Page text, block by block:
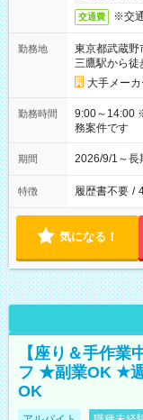
交通費 ※交
勤務地
東京都武蔵野
三鷹駅から徒
大手メーカ
勤務時間
9:00～14:00
務案件です
期間 2026/9/1～
特徴 履歴書不要 /
気になる！
【座り＆手作
フ ★副業OK ★
OK